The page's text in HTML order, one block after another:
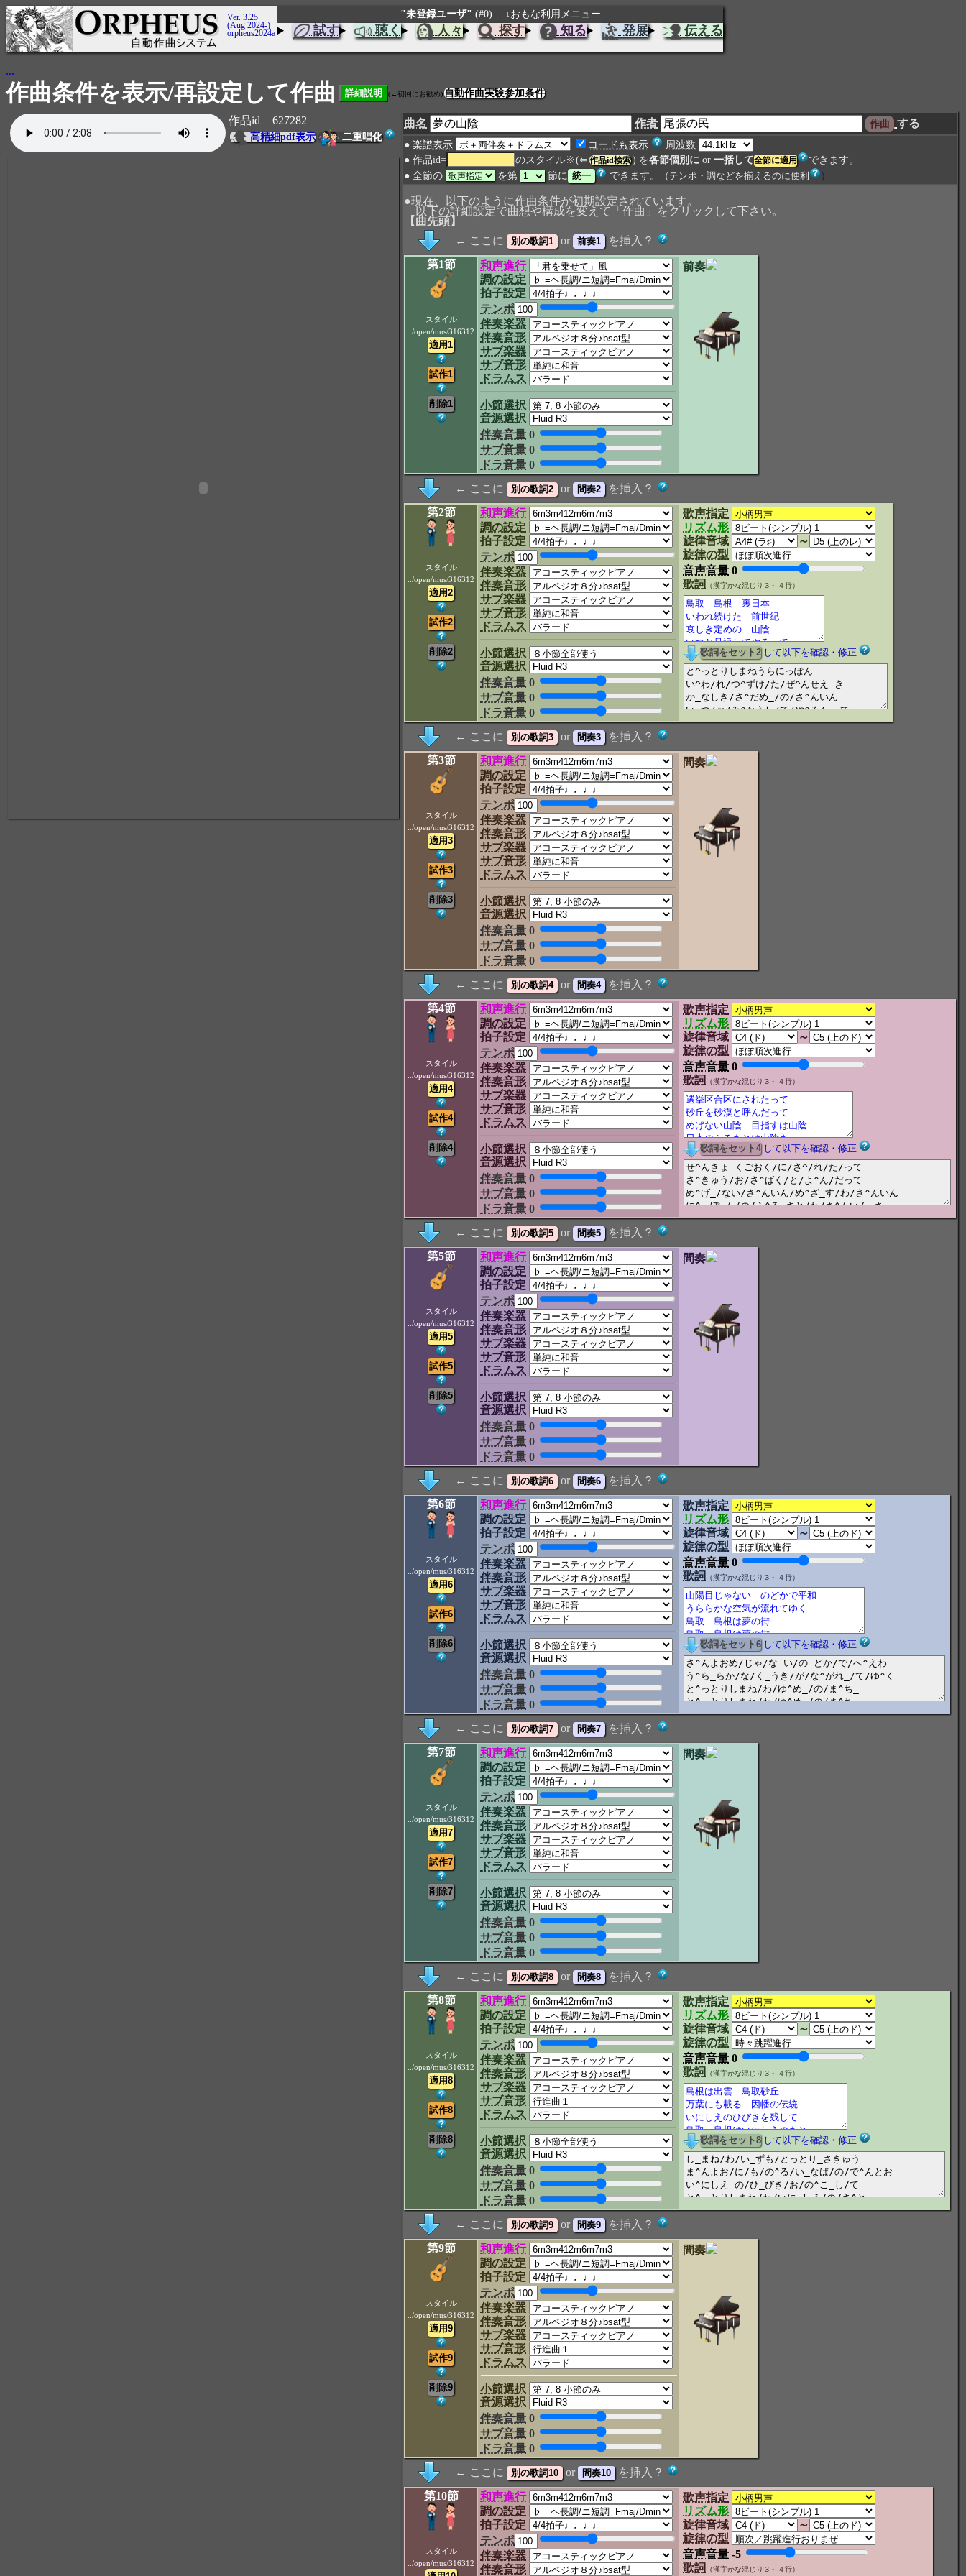
Ver. 3.25
(Aug 2024-)
orpheus2024a
"未登録ユーザ" (#0) ↓おもな利用メニュー
試す 聴く 人々 探す 知る 発展 伝える
...
作曲条件を表示/再設定して作曲 (←初回にお勧め)自動作曲実験参加条件
作品id = 627282
高精細pdf表示 二重唱化
曲名 作者 する
● 楽譜表示 コードも表示
周波数
● 作品id=
のスタイル※(⇐ 作品id検索) を各節個別に or 一括して
できます。
● 全節の
を第 節に できます。 （テンポ・調などを揃えるのに便利 ）
●現在、以下のように作曲条件が初期設定されています。
以下の詳細設定で曲想や構成を変えて「作曲」をクリックして下さい。
【曲先頭】
← ここに
or
を挿入？
第1節
スタイル
../open/mus/316312
和声進行
調の設定
拍子設定
テンポ
伴奏楽器
伴奏音形
サブ楽器
サブ音形
ドラムス
小節選択
音源選択
伴奏音量 0
サブ音量 0
ドラ音量 0
前奏
← ここに or
を挿入？
第2節
スタイル
../open/mus/316312
和声進行
調の設定
拍子設定
テンポ
伴奏楽器
伴奏音形
サブ楽器
サブ音形
ドラムス
小節選択
音源選択
伴奏音量 0
サブ音量 0
ドラ音量 0
歌声指定
リズム形
旋律音域
～
旋律の型
音声音量 0
歌詞
（漢字かな混じり３～４行）
して以下を確認・修正
← ここに or
を挿入？
第3節
スタイル
../open/mus/316312
和声進行
調の設定
拍子設定
テンポ
伴奏楽器
伴奏音形
サブ楽器
サブ音形
ドラムス
小節選択
音源選択
伴奏音量 0
サブ音量 0
ドラ音量 0
間奏
← ここに or
を挿入？
第4節
スタイル
../open/mus/316312
和声進行
調の設定
拍子設定
テンポ
伴奏楽器
伴奏音形
サブ楽器
サブ音形
ドラムス
小節選択
音源選択
伴奏音量 0
サブ音量 0
ドラ音量 0
歌声指定
リズム形
旋律音域
～
旋律の型
音声音量 0
歌詞
（漢字かな混じり３～４行）
して以下を確認・修正
← ここに or
を挿入？
第5節
スタイル
../open/mus/316312
和声進行
調の設定
拍子設定
テンポ
伴奏楽器
伴奏音形
サブ楽器
サブ音形
ドラムス
小節選択
音源選択
伴奏音量 0
サブ音量 0
ドラ音量 0
間奏
← ここに or
を挿入？
第6節
スタイル
../open/mus/316312
和声進行
調の設定
拍子設定
テンポ
伴奏楽器
伴奏音形
サブ楽器
サブ音形
ドラムス
小節選択
音源選択
伴奏音量 0
サブ音量 0
ドラ音量 0
歌声指定
リズム形
旋律音域
～
旋律の型
音声音量 0
歌詞
（漢字かな混じり３～４行）
して以下を確認・修正
← ここに or
を挿入？
第7節
スタイル
../open/mus/316312
和声進行
調の設定
拍子設定
テンポ
伴奏楽器
伴奏音形
サブ楽器
サブ音形
ドラムス
小節選択
音源選択
伴奏音量 0
サブ音量 0
ドラ音量 0
間奏
← ここに or
を挿入？
第8節
スタイル
../open/mus/316312
和声進行
調の設定
拍子設定
テンポ
伴奏楽器
伴奏音形
サブ楽器
サブ音形
ドラムス
小節選択
音源選択
伴奏音量 0
サブ音量 0
ドラ音量 0
歌声指定
リズム形
旋律音域
～
旋律の型
音声音量 0
歌詞
（漢字かな混じり３～４行）
して以下を確認・修正
← ここに or
を挿入？
第9節
スタイル
../open/mus/316312
和声進行
調の設定
拍子設定
テンポ
伴奏楽器
伴奏音形
サブ楽器
サブ音形
ドラムス
小節選択
音源選択
伴奏音量 0
サブ音量 0
ドラ音量 0
間奏
← ここに or
を挿入？
第10節
スタイル
../open/mus/316312
和声進行
調の設定
拍子設定
テンポ
伴奏楽器
伴奏音形
歌声指定
リズム形
旋律音域
～
旋律の型
音声音量 -5
歌詞
（漢字かな混じり３～４行）